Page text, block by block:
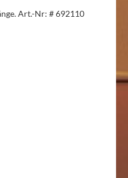
Art.-Nr: # 692110